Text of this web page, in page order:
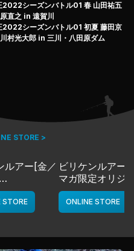
2022シーズンバトル01 春 山田祐五
直之 in 遠賀川
2022シーズンバトル01 初夏 藤田京
村光大郎 in 三川・八田原ダム
STORE >
ルアー[金／
STORE
ビリケンルアー[
マガ限定オリジ
カラー／LMボー
ワイト]
deps
ONLINE STORE